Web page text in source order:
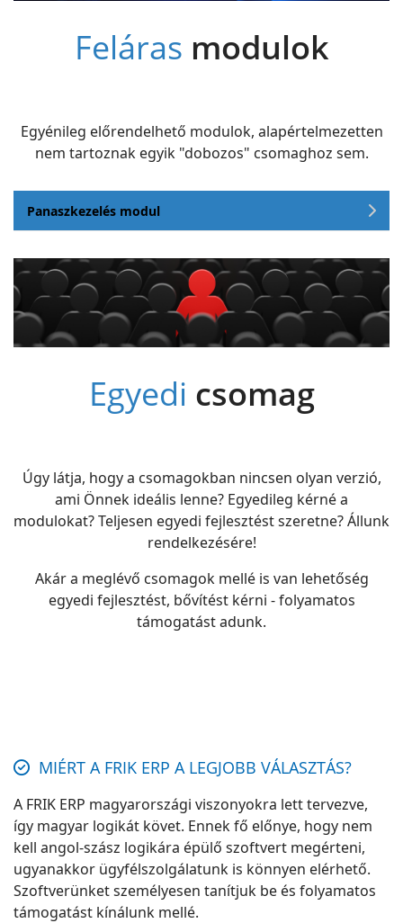
Feláras modulok
Egyénileg előrendelhető modulok, alapértelmezetten
nem tartoznak egyik "dobozos" csomaghoz sem.
Panaszkezelés modul
Egyedi csomag
Úgy látja, hogy a csomagokban nincsen olyan verzió,
ami Önnek ideális lenne? Egyedileg kérné a
modulokat? Teljesen egyedi fejlesztést szeretne? Állunk
rendelkezésére!
Akár a meglévő csomagok mellé is van lehetőség
egyedi fejlesztést, bővítést kérni - folyamatos
támogatást adunk.
MIÉRT A FRIK ERP A LEGJOBB VÁLASZTÁS?
A FRIK ERP magyarországi viszonyokra lett tervezve,
így magyar logikát követ. Ennek fő előnye, hogy nem
kell angol-szász logikára épülő szoftvert megérteni,
ugyanakkor ügyfélszolgálatunk is könnyen elérhető.
Szoftverünket személyesen tanítjuk be és folyamatos
támogatást kínálunk mellé.